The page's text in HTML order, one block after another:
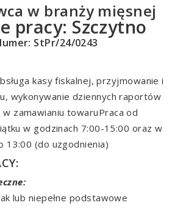
w branży mięsnej
pracy: Szczytno
StPr/24/0243
kasy fiskalnej, przyjmowanie i
wykonywanie dziennych raportów
zamawianiu towaruPraca od
w godzinach 7:00-15:00 oraz w
13:00 (do uzgodnienia)
lub niepełne podstawowe